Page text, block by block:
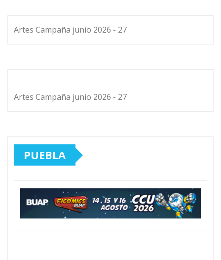
Artes Campaña junio 2026 - 27
Artes Campaña junio 2026 - 27
PUEBLA